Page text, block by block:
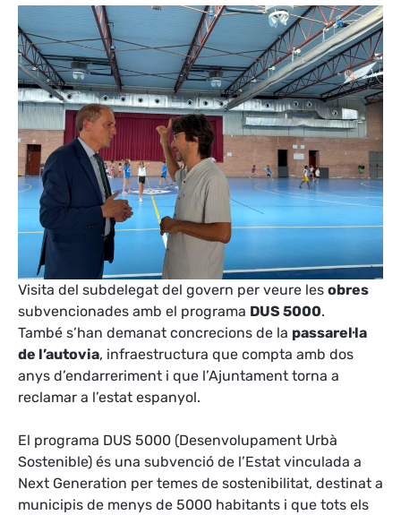
Visita del subdelegat del govern per veure les obres
subvencionades amb el programa DUS 5000.
També s’han demanat concrecions de la passarel·la
de l’autovia, infraestructura que compta amb dos
anys d’endarreriment i que l’Ajuntament torna a
reclamar a l’estat espanyol.
El programa DUS 5000 (Desenvolupament Urbà
Sostenible) és una subvenció de l’Estat vinculada a
Next Generation per temes de sostenibilitat, destinat a
municipis de menys de 5000 habitants i que tots els